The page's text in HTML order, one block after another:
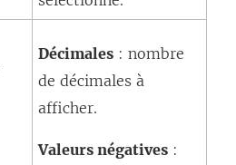
Décimales : nombre
de décimales à
afficher.
Valeurs négatives :